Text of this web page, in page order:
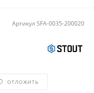
Артикул SFA-0035-200020
ОТЛОЖИТЬ